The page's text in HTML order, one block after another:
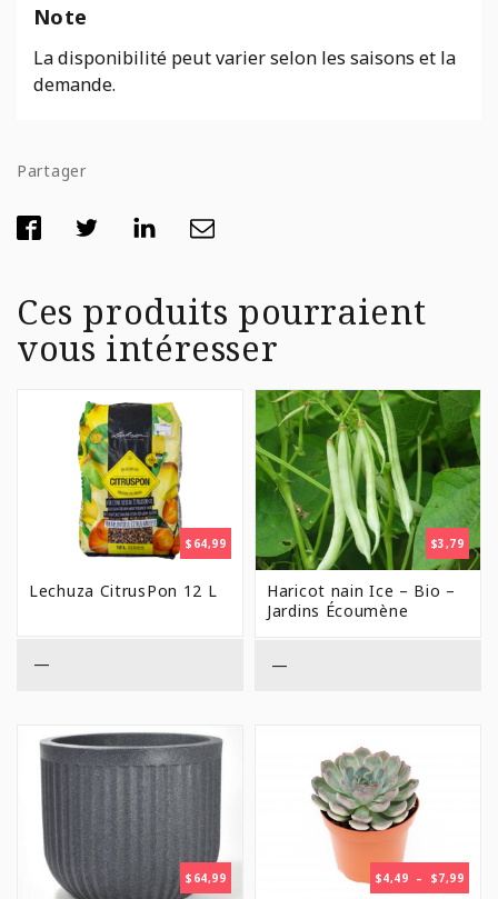
Note
La disponibilité peut varier selon les saisons et la
demande.
Partager
Ces produits pourraient
vous intéresser
$ 64,99
Lechuza CitrusPon 12 L
—
$3,79
Haricot nain Ice – Bio –
Jardins Écoumène
—
$ 64,99 $4,49 – $7,99